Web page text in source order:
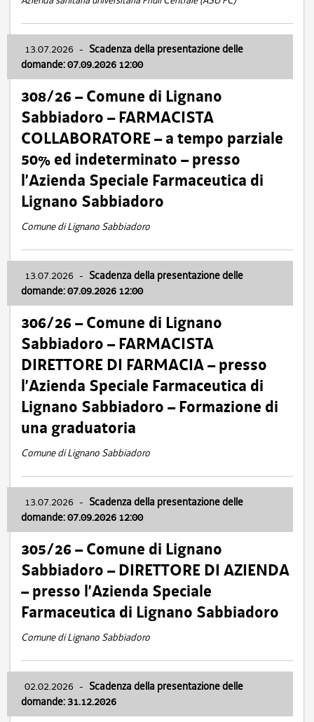
13.07.2026 - Scadenza della presentazione delle
domande: 07.09.2026 12:00
308/26 – Comune di Lignano
Sabbiadoro – FARMACISTA
COLLABORATORE – a tempo parziale
50% ed indeterminato – presso
l’Azienda Speciale Farmaceutica di
Lignano Sabbiadoro
Comune di Lignano Sabbiadoro
13.07.2026 - Scadenza della presentazione delle
domande: 07.09.2026 12:00
306/26 – Comune di Lignano
Sabbiadoro – FARMACISTA
DIRETTORE DI FARMACIA – presso
l’Azienda Speciale Farmaceutica di
Lignano Sabbiadoro – Formazione di
una graduatoria
Comune di Lignano Sabbiadoro
13.07.2026 - Scadenza della presentazione delle
domande: 07.09.2026 12:00
305/26 – Comune di Lignano
Sabbiadoro – DIRETTORE DI AZIENDA
– presso l’Azienda Speciale
Farmaceutica di Lignano Sabbiadoro
Comune di Lignano Sabbiadoro
02.02.2026 - Scadenza della presentazione delle
domande: 31.12.2026